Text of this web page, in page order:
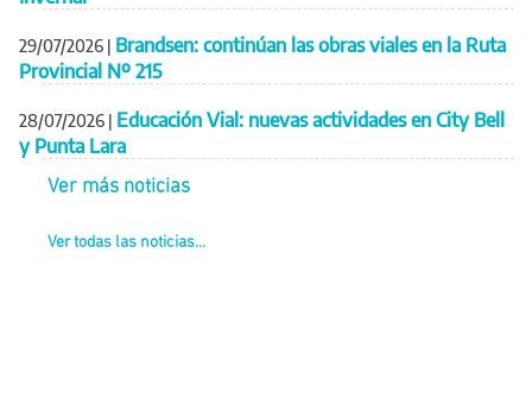
29/07/2026 | Brandsen: continúan las obras viales en la Ruta
Provincial Nº 215
28/07/2026 | Educación Vial: nuevas actividades en City Bell
y Punta Lara
Ver más noticias
Ver todas las noticias...